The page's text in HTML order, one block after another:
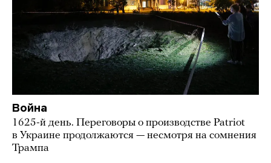
Война
1625-й день. Переговоры о производстве Patriot
в Украине продолжаются — несмотря на сомнения
Трампа